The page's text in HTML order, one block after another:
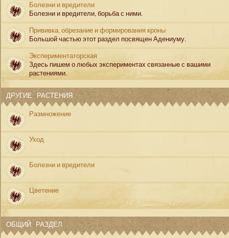
Болезни и вредители
Болезни и вредители, борьба с ними.
Прививка, обрезание и формирования кроны
Большой частью этот раздел посвящен Адениуму.
Экспериментаторская
Здесь пишем о любых экспериментах связанные с вашими
растениями.
ДРУГИЕ РАСТЕНИЯ
Размножение
Уход
Болезни и вредители
Цветение
ОБЩИЙ РАЗДЕЛ